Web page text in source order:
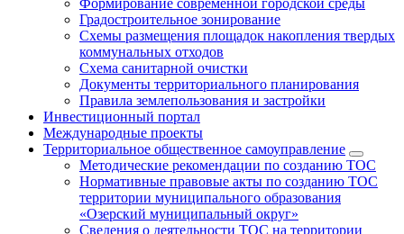
Формирование современной городской среды
Градостроительное зонирование
Схемы размещения площадок накопления твердых
коммунальных отходов
Схема санитарной очистки
Документы территориального планирования
Правила землепользования и застройки
Инвестиционный портал
Международные проекты
Территориальное общественное самоуправление
Методические рекомендации по созданию ТОС
Нормативные правовые акты по созданию ТОС
территории муниципального образования
«Озерский муниципальный округ»
Сведения о деятельности ТОС на территории